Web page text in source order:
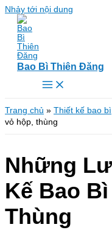
Nhảy tới nội dung
Bao Bì Thiên Đăng
Trang chủ » Thiết kế bao bì
vỏ hộp, thùng
Những
Kế Bao
Thùng